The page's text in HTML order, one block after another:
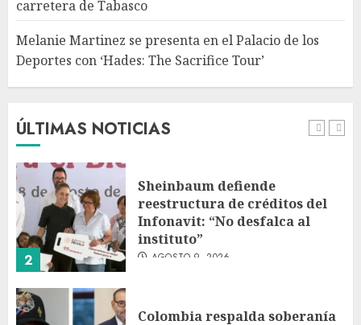
carretera de Tabasco
Melanie Martinez se presenta en el Palacio de los
Deportes con ‘Hades: The Sacrifice Tour’
ÚLTIMAS NOTICIAS
5
1
Lionel, a los 68 años en Rosario
2
Sheinbaum defiende
reestructura de créditos del
Infonavit: “No desfalca al
instituto”
AGOSTO 9, 2026
Colombia respalda soberanía